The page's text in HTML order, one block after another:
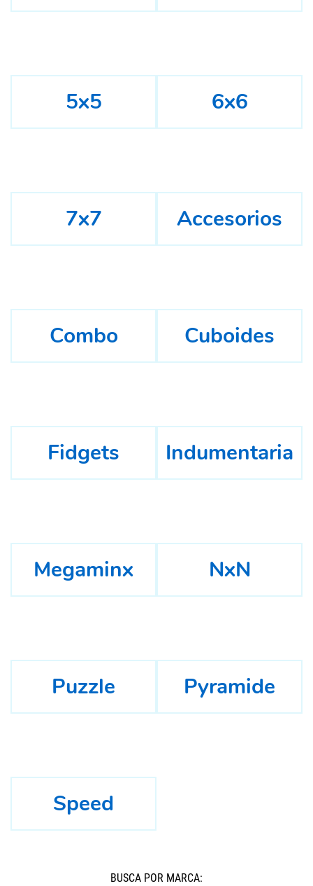
5x5 6x6
7x7 Accesorios
Combo Cuboides
Fidgets Indumentaria
Megaminx NxN
Puzzle Pyramide
Speed
BUSCÁ POR MARCA: